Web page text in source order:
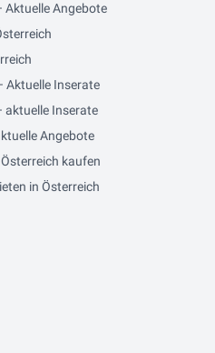
Aktuelle Angebote
Aktuelle Inserate
aktuelle Inserate
Angebote
kaufen
in Österreich